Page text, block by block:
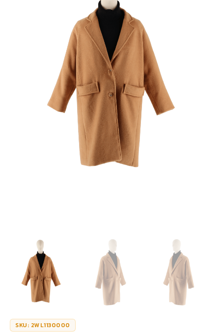
SKU: 2WL1130000